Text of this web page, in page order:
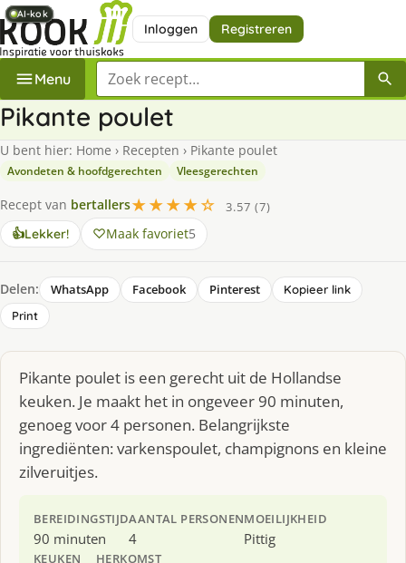
Inloggen Registreren
Menu Zoek een recept
Pikante poulet
U bent hier: Home › Recepten › Pikante poulet
Avondeten & hoofdgerechten Vleesgerechten
Recept van bertallers★★★★☆
3.57 (7)
👍Lekker! Maak favoriet5
Delen: WhatsApp Facebook Pinterest
Kopieer link
Print
Pikante poulet is een gerecht uit de Hollandse
keuken. Je maakt het in ongeveer 90 minuten,
genoeg voor 4 personen. Belangrijkste
ingrediënten: varkenspoulet, champignons en kleine
zilveruitjes.
BEREIDINGSTIJD
90 minuten
AANTAL PERSONEN
4
MOEILIJKHEID
Pittig
KEUKEN HERKOMST
AI-kok
AI-kok
AI-kok
AI-kok
AI-kok